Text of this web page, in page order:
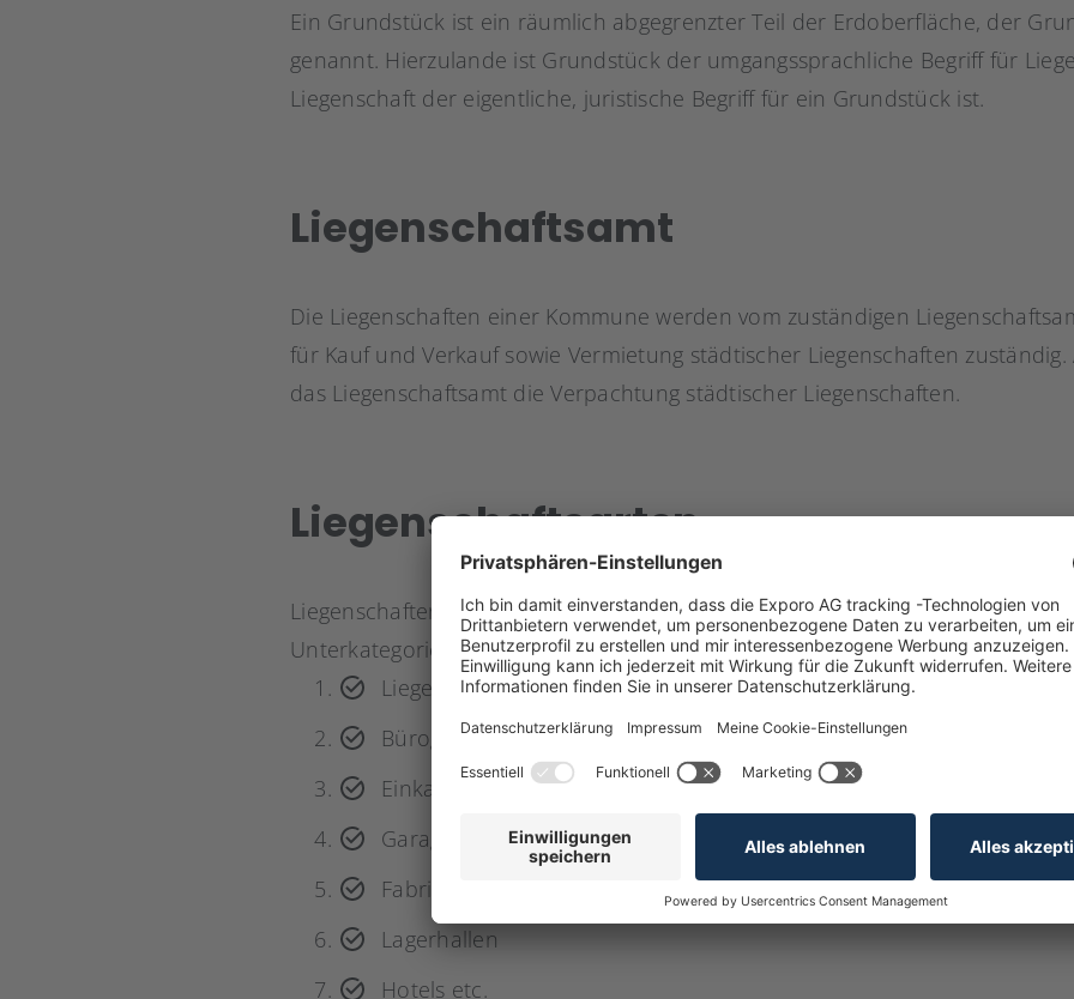
Ein Grundstück ist ein räumlich abgegrenzter Teil der Erdoberfläche, der
genannt. Hierzulande ist Grundstück der umgangssprachliche Begriff für
Liegenschaft der eigentliche, juristische Begriff für ein Grundstück ist.
Liegenschaftsamt
Die Liegenschaften einer Kommune werden vom zuständigen
für Kauf und Verkauf sowie Vermietung städtischer Liegenschaften
das Liegenschaftsamt die Verpachtung städtischer Liegenschaften.
Liegenschaftsarten
Liegenschaften lassen sich in drei Oberkategorien unterteilen, welche sich
Unterkategorien aufteilen lassen:
Liegenschaften mit unternehmerischen Nutzen
Bürogebäude
Einkaufszentren
Garagengebäude
Fabriken
Lagerhallen
Hotels etc.